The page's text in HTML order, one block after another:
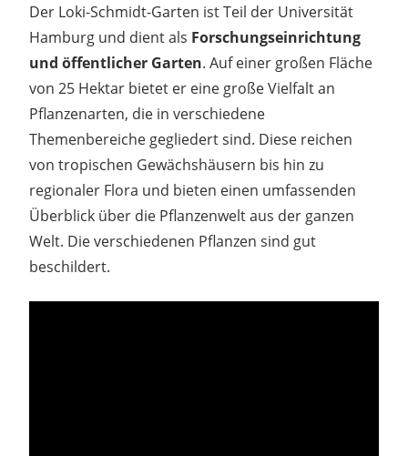
Der Loki-Schmidt-Garten ist Teil der Universität
Hamburg und dient als Forschungseinrichtung
und öffentlicher Garten. Auf einer großen Fläche
von 25 Hektar bietet er eine große Vielfalt an
Pflanzenarten, die in verschiedene
Themenbereiche gegliedert sind. Diese reichen
von tropischen Gewächshäusern bis hin zu
regionaler Flora und bieten einen umfassenden
Überblick über die Pflanzenwelt aus der ganzen
Welt. Die verschiedenen Pflanzen sind gut
beschildert.